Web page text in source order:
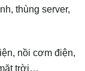
thùng server,
nồi cơm điện,
trời…